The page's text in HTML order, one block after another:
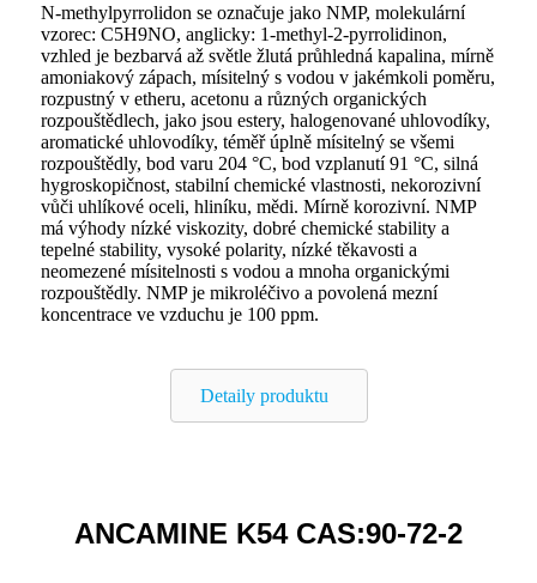
N-methylpyrrolidon se označuje jako NMP, molekulární
vzorec: C5H9NO, anglicky: 1-methyl-2-pyrrolidinon,
vzhled je bezbarvá až světle žlutá průhledná kapalina, mírně
amoniakový zápach, mísitelný s vodou v jakémkoli poměru,
rozpustný v etheru, acetonu a různých organických
rozpouštědlech, jako jsou estery, halogenované uhlovodíky,
aromatické uhlovodíky, téměř úplně mísitelný se všemi
rozpouštědly, bod varu 204 °C, bod vzplanutí 91 °C, silná
hygroskopičnost, stabilní chemické vlastnosti, nekorozivní
vůči uhlíkové oceli, hliníku, mědi. Mírně korozivní. NMP
má výhody nízké viskozity, dobré chemické stability a
tepelné stability, vysoké polarity, nízké těkavosti a
neomezené mísitelnosti s vodou a mnoha organickými
rozpouštědly. NMP je mikroléčivo a povolená mezní
koncentrace ve vzduchu je 100 ppm.
Detaily produktu
ANCAMINE K54 CAS:90-72-2